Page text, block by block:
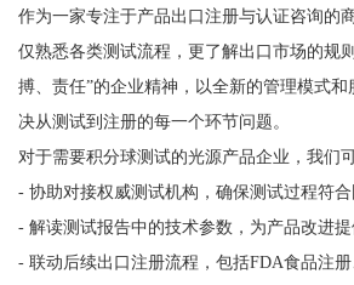
作为一家专注于产品出口注册与认证咨询的
仅熟悉各类测试流程，更了解出口市场的规
搏、责任”的企业精神，以全新的管理模式
决从测试到注册的每一个环节问题。
对于需要积分球测试的光源产品企业，我们
- 协助对接权威测试机构，确保测试过程符
- 解读测试报告中的技术参数，为产品改进
- 联动后续出口注册流程，包括FDA食品注